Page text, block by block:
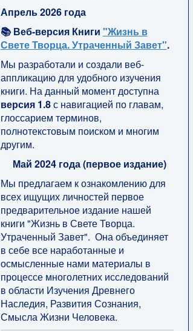
Апрель 2026 года
📚 Веб-версия Книги "Жизнь в
Свете Творца. Утраченный Завет".
Мы разработали и создали веб-
аппликацию для удобного изучения
книги. На данный момент доступна
версия 1.8с навигацией по главам,
глоссарием терминов,
полнотекстовым поиском и многим
другим.
Май 2024 года (первое издание)
Мы предлагаем к ознакомлению для
всех ищущих личностей первое
предварительное издание нашей
книги "Жизнь в Свете Творца.
Утраченный Завет". Она объединяет
в себе все наработанные и
осмысленные нами материалы в
процессе многолетних исследований
в области Изучения Древнего
Наследия, Развития Сознания,
Смысла Жизни Человека.